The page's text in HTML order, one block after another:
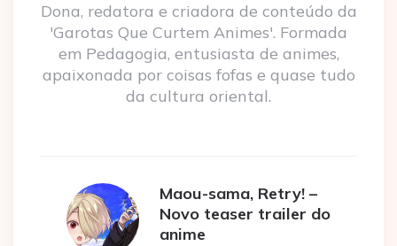
Dona, redatora e criadora de conteúdo da
'Garotas Que Curtem Animes'. Formada
em Pedagogia, entusiasta de animes,
apaixonada por coisas fofas e quase tudo
da cultura oriental.
Maou-sama, Retry! –
Novo teaser trailer do
anime